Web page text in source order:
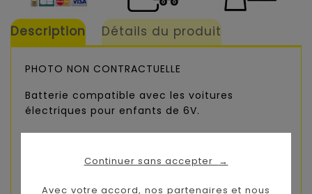
Continuer sans accepter →
Avec votre accord, nos partenaires et nous
Description Détails du produit
PHOTO NON CONTRACTUELLE
Batterie compatible avec les voitures
électriques pour enfants de 6V.
Grâce à cette Batterie 6V 7Ah, vous aurez un